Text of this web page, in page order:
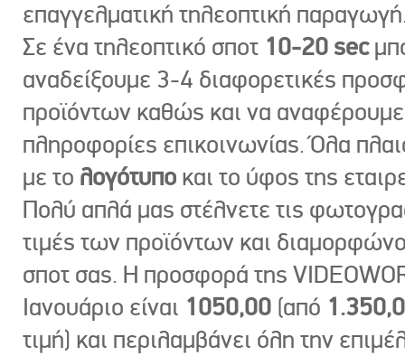
επαγγελματική τηλεοπτική
Σε ένα τηλεοπτικό σποτ 10-20 sec
αναδείξουμε 3-4 διαφορετικές
προϊόντων καθώς και να
πληροφορίες επικοινωνίας. Όλα
με το λογότυπο και το ύφος της
Πολύ απλά μας στέλνετε τις
τιμές των προϊόντων και
σποτ σας. Η προσφορά της
Ιανουάριο είναι 1050,00 (από
τιμή) και περιλαμβάνει όλη την